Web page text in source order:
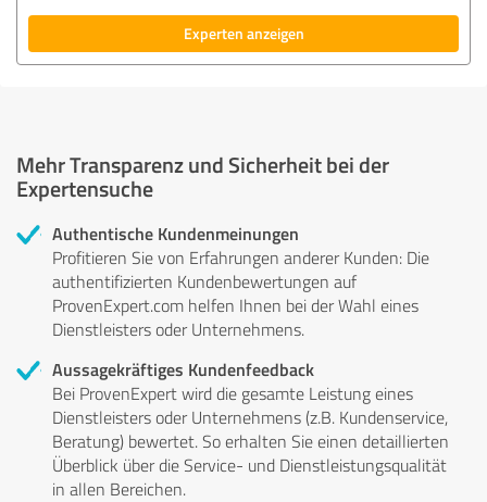
Experten anzeigen
Mehr Transparenz und Sicherheit bei der
Expertensuche
Authentische Kundenmeinungen
Profitieren Sie von Erfahrungen anderer Kunden: Die
authentifizierten Kundenbewertungen auf
ProvenExpert.com helfen Ihnen bei der Wahl eines
Dienstleisters oder Unternehmens.
Aussagekräftiges Kundenfeedback
Bei ProvenExpert wird die gesamte Leistung eines
Dienstleisters oder Unternehmens (z.B. Kundenservice,
Beratung) bewertet. So erhalten Sie einen detaillierten
Überblick über die Service- und Dienstleistungsqualität
in allen Bereichen.